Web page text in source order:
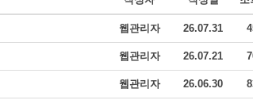
웹관리자 26.07.31
웹관리자 26.07.21
웹관리자 26.06.30